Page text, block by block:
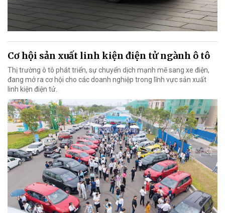
Cơ hội sản xuất linh kiện điện tử ngành ô tô
Thị trường ô tô phát triển, sự chuyển dịch mạnh mẽ sang xe điện,
đang mở ra cơ hội cho các doanh nghiệp trong lĩnh vực sản xuất
linh kiện điện tử.